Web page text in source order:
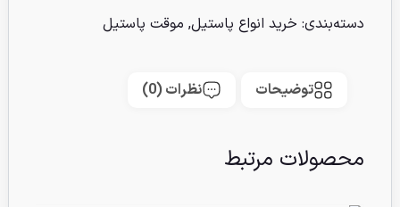
دسته‌بندی: خرید انواع پاستیل, موقت پاستیل
توضیحات نظرات (0)
محصولات مرتبط